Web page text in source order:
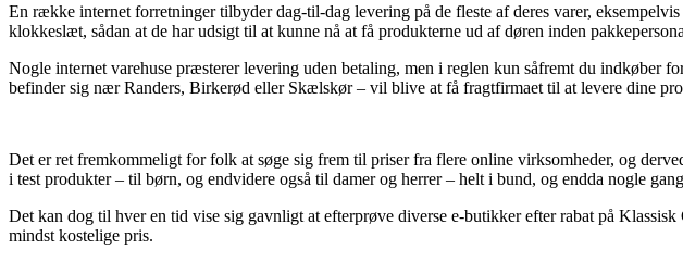
En række internet forretninger tilbyder dag-til-dag levering på de fleste af deres varer,
klokkeslæt, sådan at de har udsigt til at kunne nå at få produkterne ud af døren inden
Nogle internet varehuse præsterer levering uden betaling, men i reglen kun såfremt du indkøber
befinder sig nær Randers, Birkerød eller Skælskør – vil blive at få fragtfirmaet til at levere dine
Det er ret fremkommeligt for folk at søge sig frem til priser fra flere online virksomheder, og
i test produkter – til børn, og endvidere også til damer og herrer – helt i bund, og endda nogle
Det kan dog til hver en tid vise sig gavnligt at efterprøve diverse e-butikker efter rabat på
mindst kostelige pris.